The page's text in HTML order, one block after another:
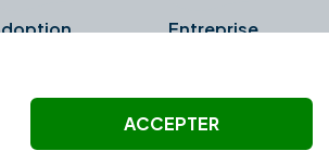
Entreprise
ni été vérifiés par Alexia.fr.
ACCEPTER